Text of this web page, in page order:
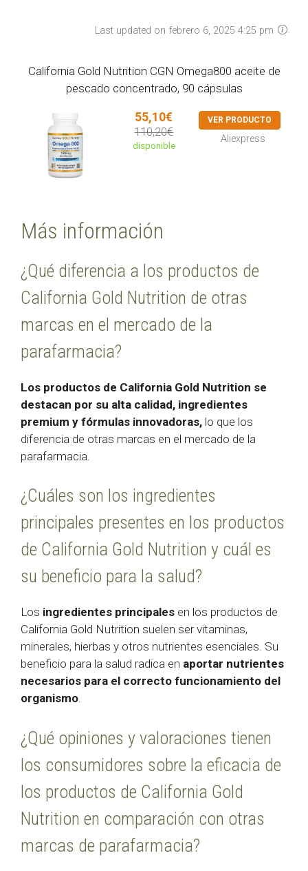
Last updated on febrero 6, 2025 4:25 pm
California Gold Nutrition CGN Omega800 aceite de
pescado concentrado, 90 cápsulas
55,10€
110,20€
disponible
VER PRODUCTO
Aliexpress
Más información
¿Qué diferencia a los productos de
California Gold Nutrition de otras
marcas en el mercado de la
parafarmacia?
Los productos de California Gold Nutrition se
destacan por su alta calidad, ingredientes
premium y fórmulas innovadoras, lo que los
diferencia de otras marcas en el mercado de la
parafarmacia.
¿Cuáles son los ingredientes
principales presentes en los productos
de California Gold Nutrition y cuál es
su beneficio para la salud?
Los ingredientes principales en los productos de
California Gold Nutrition suelen ser vitaminas,
minerales, hierbas y otros nutrientes esenciales. Su
beneficio para la salud radica en aportar nutrientes
necesarios para el correcto funcionamiento del
organismo.
¿Qué opiniones y valoraciones tienen
los consumidores sobre la eficacia de
los productos de California Gold
Nutrition en comparación con otras
marcas de parafarmacia?